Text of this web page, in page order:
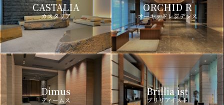
CASTALIA
カスタリア
ORCHID R
オーキッドレジデンス
Dimus
ディームス
Brillia ist
ブリリアイスト